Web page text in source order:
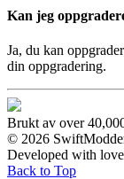
Kan jeg
Ja, du kan
din oppgradering.
Brukt av over
© 2026
Developed with love
Back to Top